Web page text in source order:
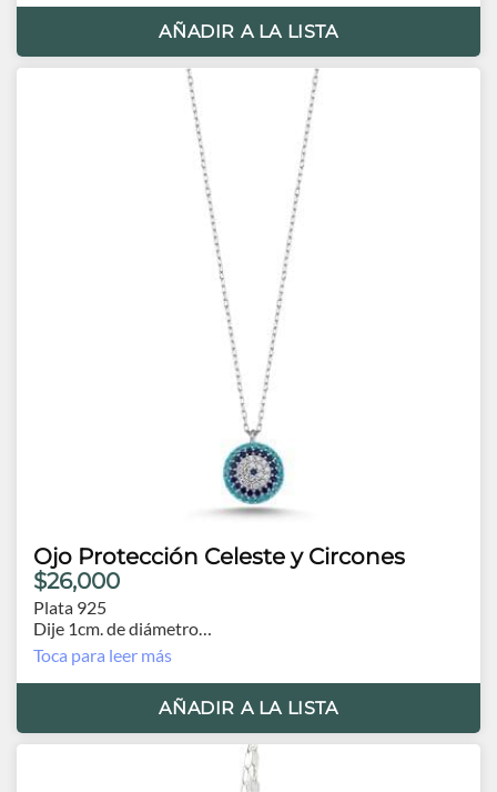
AÑADIR A LA LISTA
Ojo Protección Celeste y Circones
$26,000
Plata 925
Dije 1cm. de diámetro
Cadena 42cm.
Origen Turquía
Toca para leer más
AÑADIR A LA LISTA